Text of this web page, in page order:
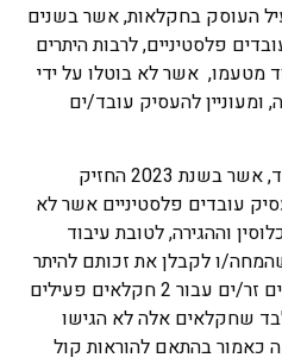
העוסק בחקלאות, אשר בשנים
עובדים פלסטיניים, לרבות היתרים
מטעמו, אשר לא בוטלו על ידי
ומעוניין להעסיק עובד/ים
המבקש הוא קבלן עיבוד, אשר בשנת 2023 החזיק
עובדים פלסטיניים אשר לא
וההגירה, לטובת עיבוד
ו לקבלן את זכותם להיתר
ומעוניין להעסיק עובד/ים זר/ים עבור 2 חקלאים פעילים
בשנת 2024 ובלבד שחקלאים אלה לא הגישו
בהתאם להוראות קול